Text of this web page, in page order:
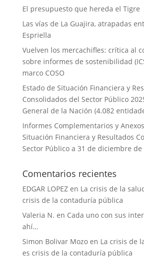
El presupuesto que hereda el Tigre
Las vías de La Guajira, atrapadas
Espriella
Vuelven los mercachifles: crítica al
sobre informes de sostenibilidad
marco COSO
Estado de Situación Financiera y
Consolidados del Sector Público
General de la Nación (4.082
Informes Complementarios y
Situación Financiera y Resultados
Sector Público a 31 de diciembre de
Comentarios recientes
EDGAR LOPEZen La crisis de la
crisis de la contaduría pública
Valeria N. en Cada uno con sus
ahí…
Simon Bolivar Mozoen La crisis de
es crisis de la contaduría pública